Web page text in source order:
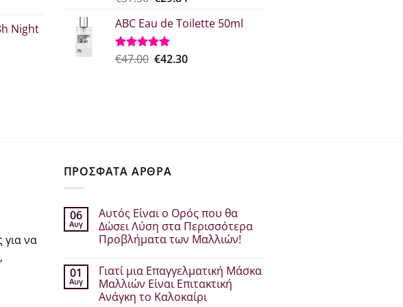
Night
από 5
was:
€37.30.
τιμή
€29.84.
ABC Eau de Toilette 50ml
Βαθμολογήθηκε
€47.00 Original
€42.30Η
για να
ΠΡΟΣΦΑΤΑ ΑΡΘΡΑ
06
Αυγ
Αυτός Είναι ο Ορός που θα
Δώσει Λύση στα Περισσότερα
Προβλήματα των Μαλλιών!
σχόλια
στο
Αυτός
Είναι
01
Αυγ
Γιατί μια Επαγγελματική Μάσκα
Μαλλιών Είναι Επιτακτική
Ανάγκη το Καλοκαίρι